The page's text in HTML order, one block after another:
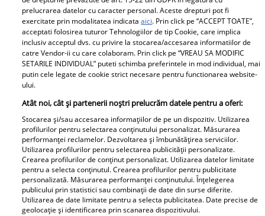
Ghermănești. Ce primește fostul
milionar de la directorul căminului:
„Văd cât de mult se bucură”
Proiecte speciale
Peste 100 de pensionari români
au dispărut în fiecare zi, în
primele 6 luni ale anului 2026.
Topul celor mai afectate județe
prelucrarea datelor cu caracter personal. Aceste drepturi pot fi
exercitate prin modalitatea indicataaici. Prin click pe “ACCEPT TOATE”,
acceptati folosirea tuturor Tehnologiilor de tip Cookie, care implica
inclusiv acceptul dvs. cu privire la stocarea/accesarea informatiilor de
catre Vendor-ii cu care colaboram. Prin click pe “VREAU SA MODIFIC
SETARILE INDIVIDUAL” puteti schimba preferintele in mod individual, mai
putin cele legate de cookie strict necesare pentru functionarea website-
ului.
Atât noi, cât și partenerii noștri prelucrăm datele pentru a oferi:
Stocarea și/sau accesarea informațiilor de pe un dispozitiv. Utilizarea
profilurilor pentru selectarea conținutului personalizat. Măsurarea
performanței reclamelor. Dezvoltarea și îmbunătățirea serviciilor.
Utilizarea profilurilor pentru selectarea publicității personalizate.
Crearea profilurilor de conținut personalizat. Utilizarea datelor limitate
pentru a selecta conținutul. Crearea profilurilor pentru publicitate
personalizată. Măsurarea performanței conținutului. Înțelegerea
publicului prin statistici sau combinații de date din surse diferite.
Utilizarea de date limitate pentru a selecta publicitatea. Date precise de
geolocație și identificarea prin scanarea dispozitivului.